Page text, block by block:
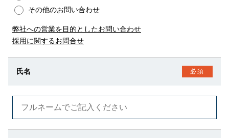
その他のお問い合わせ
弊社への営業を目的としたお問い合わせ
採用に関するお問合せ
氏名 必須